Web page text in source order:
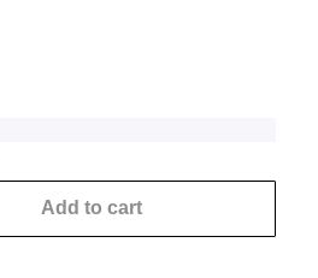
Add to cart